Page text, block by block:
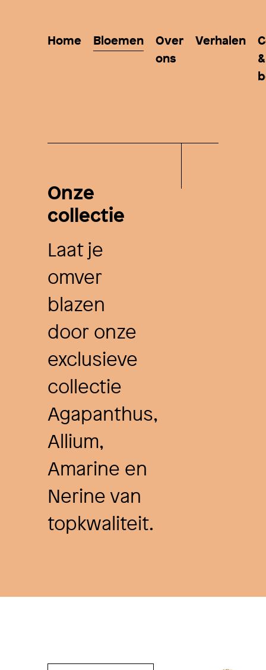
Home Bloemen
Over
ons
Verhalen
&
Onze
collectie
Laat je
omver
blazen
door onze
exclusieve
collectie
Agapanthus,
Allium,
Amarine en
Nerine van
topkwaliteit.